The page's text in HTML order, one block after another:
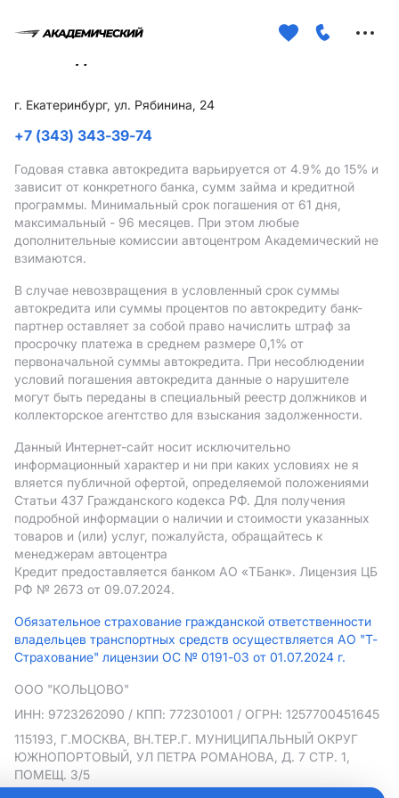
г. Екатеринбург, ул. Рябинина, 24
+7 (343) 343-39-74
Годовая ставка автокредита варьируется от 4.9% до 15% и
зависит от конкретного банка, сумм займа и кредитной
программы. Минимальный срок погашения от 61 дня,
максимальный - 96 месяцев. При этом любые
дополнительные комиссии автоцентром Академический не
взимаются.
В случае невозвращения в условленный срок суммы
автокредита или суммы процентов по автокредиту банк-
партнер оставляет за собой право начислить штраф за
просрочку платежа в среднем размере 0,1% от
первоначальной суммы автокредита. При несоблюдении
условий погашения автокредита данные о нарушителе
могут быть переданы в специальный реестр должников и
коллекторское агентство для взыскания задолженности.
Данный Интернет-сайт носит исключительно
информационный характер и ни при каких условиях не я
вляется публичной офертой, определяемой положениями
Статьи 437 Гражданского кодекса РФ. Для получения
подробной информации о наличии и стоимости указанных
товаров и (или) услуг, пожалуйста, обращайтесь к
менеджерам автоцентра
Кредит предоставляется банком АO «ТБанк». Лицензия ЦБ
РФ № 2673 от 09.07.2024.
Обязательное страхование гражданской ответственности
владельцев транспортных средств осуществляется АО "Т-
Страхование" лицензии ОС № 0191-03 от 01.07.2024 г.
ООО "КОЛЬЦОВО"
ИНН: 9723262090 / КПП: 772301001 / ОГРН: 1257700451645
115193, Г.МОСКВА, ВН.ТЕР.Г. МУНИЦИПАЛЬНЫЙ ОКРУГ
ЮЖНОПОРТОВЫЙ, УЛ ПЕТРА РОМАНОВА, Д. 7 СТР. 1,
ПОМЕЩ. 3/5